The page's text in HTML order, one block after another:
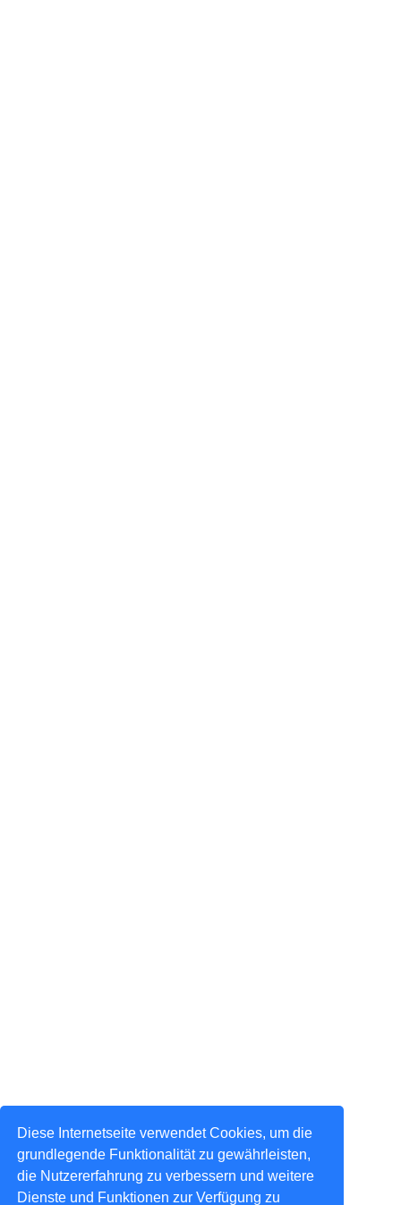
Diese Internetseite verwendet Cookies, um die
grundlegende Funktionalität zu gewährleisten,
die Nutzererfahrung zu verbessern und weitere
Dienste und Funktionen zur Verfügung zu